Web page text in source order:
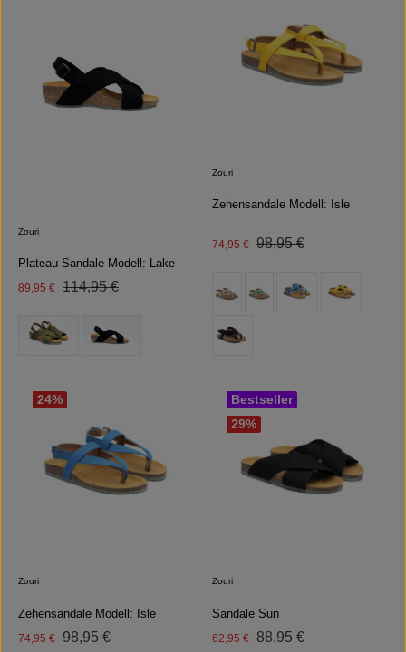
Zouri
Plateau Sandale Modell: Lake
Verkaufspreis:
89,95 € Regulärer Preis:
114,95 €
Farbeauswählen
Zouri
Zehensandale Modell: Isle
Verkaufspreis:
74,95 € Regulärer Preis:
98,95 €
auswählen
(Diese Option ist zurzeit nicht
24%
Zouri
Zehensandale Modell: Isle
Verkaufspreis:
74,95 € Regulärer Preis:
98,95 €
29%
Bestseller
Zouri
Sandale Sun
Verkaufspreis:
62,95 € Regulärer Preis:
88,95 €